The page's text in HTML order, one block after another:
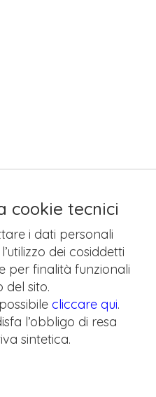
cookie tecnici
i dati personali
dei cosiddetti
per finalità funzionali
del sito.
cliccare qui.
l’obbligo di resa
sintetica.